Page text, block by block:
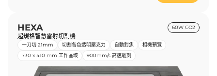
HEXA 60W CO2
超規格智慧雷射切割機
一刀切 21mm 切割各色透明壓克力 自動對焦
相機預覽
730 x 410 mm 工作區域
900mm/s 高速雕刻